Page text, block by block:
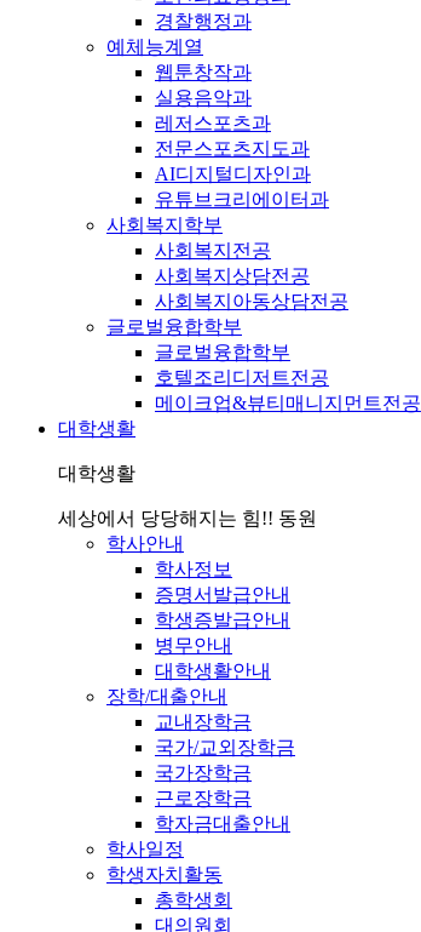
경찰행정과
예체능계열
웹툰창작과
실용음악과
레저스포츠과
전문스포츠지도과
AI디지털디자인과
유튜브크리에이터과
사회복지학부
사회복지전공
사회복지상담전공
사회복지아동상담전공
글로벌융합학부
글로벌융합학부
호텔조리디저트전공
메이크업&뷰티매니지먼트전공
대학생활
대학생활
세상에서 당당해지는 힘!! 동원
학사안내
학사정보
증명서발급안내
학생증발급안내
병무안내
대학생활안내
장학/대출안내
교내장학금
국가/교외장학금
국가장학금
근로장학금
학자금대출안내
학사일정
학생자치활동
총학생회
대의원회